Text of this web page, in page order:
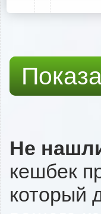
Не
кешбек
который